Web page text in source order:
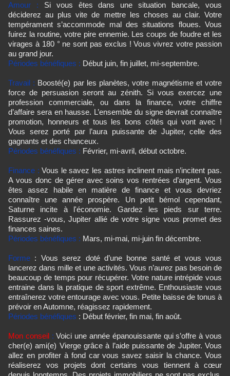
Amour : Si vous êtes dans une situation bancale, vous
déciderez au plus vite de mettre les choses au clair. Votre
tempérament s’accommode mal des situations floues. Vous
fuirez la routine, votre pire ennemie. Les coups de foudre et les
virages à 180 ° ne sont pas exclus ! Vous vivrez votre passion
au grand jour.
Périodes bénéfiques : Début juin, fin juillet, mi-septembre.
Travail : Boosté(e) par les planètes, votre magnétisme et votre
force de persuasion seront au zénith. Si vous exercez une
profession commerciale, ou dans la finance, votre chiffre
d’affaire sera en hausse. L’ensemble du signe devrait connaître
promotion, honneurs et tous les bons côtés qui vont avec !
Vous serez porté par l’aura puissante de Jupiter, celle des
gagnants et des chanceux.
Périodes bénéfiques : Février, mi-avril, début octobre.
Finance : Vous le savez les astres inclinent mais n’incitent pas.
A vous donc de gérer avec soins vos rentrées d’argent. Vous
êtes assez habile en matière de finance et vous devriez
connaître une année prospère. Un petit bémol cependant,
Saturne incite à l'économie. Gardez les pieds sur terre.
Rassurez -vous, Jupiter allié de votre signe vous promet des
finances saines.
Périodes bénéfiques : Mars, mi-mai, mi-juin fin décembre.
Forme : Vous serez doté d’une bonne santé et vous vous
lancerez dans mille et une activités. Vous n’aurez pas besoin de
beaucoup de temps pour récupérer. Votre nature intrépide vous
entraine dans la pratique de sport extrême. Enthousiaste vous
entraînerez votre entourage avec vous. Petite baisse de tonus à
prévoir en Automne, réagissez rapidement.
Périodes bénéfiques : Début février, fin mai, fin août.
Mon conseil : Voici une année épanouissante qui s’offre à vous
cher(e) ami(e) Vierge grâce à l’aide puissante de Jupiter. Vous
allez en profiter à fond car vous savez saisir la chance. Vous
réaliserez vos projets dont certains vous tiennent à cœur